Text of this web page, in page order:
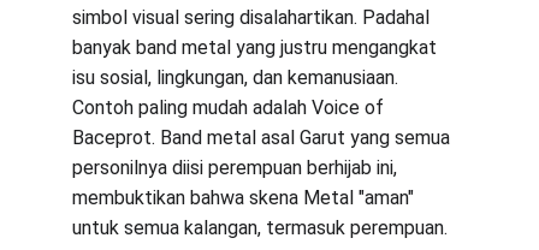
simbol visual sering disalahartikan. Padahal
banyak band metal yang justru mengangkat
isu sosial, lingkungan, dan kemanusiaan.
Contoh paling mudah adalah Voice of
Baceprot. Band metal asal Garut yang semua
personilnya diisi perempuan berhijab ini,
membuktikan bahwa skena Metal "aman"
untuk semua kalangan, termasuk perempuan.